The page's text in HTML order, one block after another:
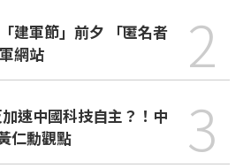
建軍節」前夕 「匿名者
網站
2
仁勳觀點
3